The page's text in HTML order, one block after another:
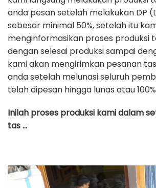
anda pesan setelah melakukan DP
sebesar minimal 50%, setelah itu
menginformasikan proses produksi
dengan selesai produksi sampai
kami akan mengirimkan pesanan
anda setelah melunasi seluruh
telah dipesan hingga lunas atau
Inilah proses produksi kami dalam
tas …